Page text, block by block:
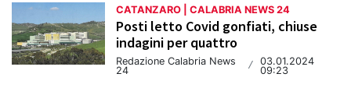
CATANZARO | CALABRIA NEWS 24
Posti letto Covid gonfiati, chiuse
indagini per quattro
Redazione Calabria News
24
/
03.01.2024
09:23